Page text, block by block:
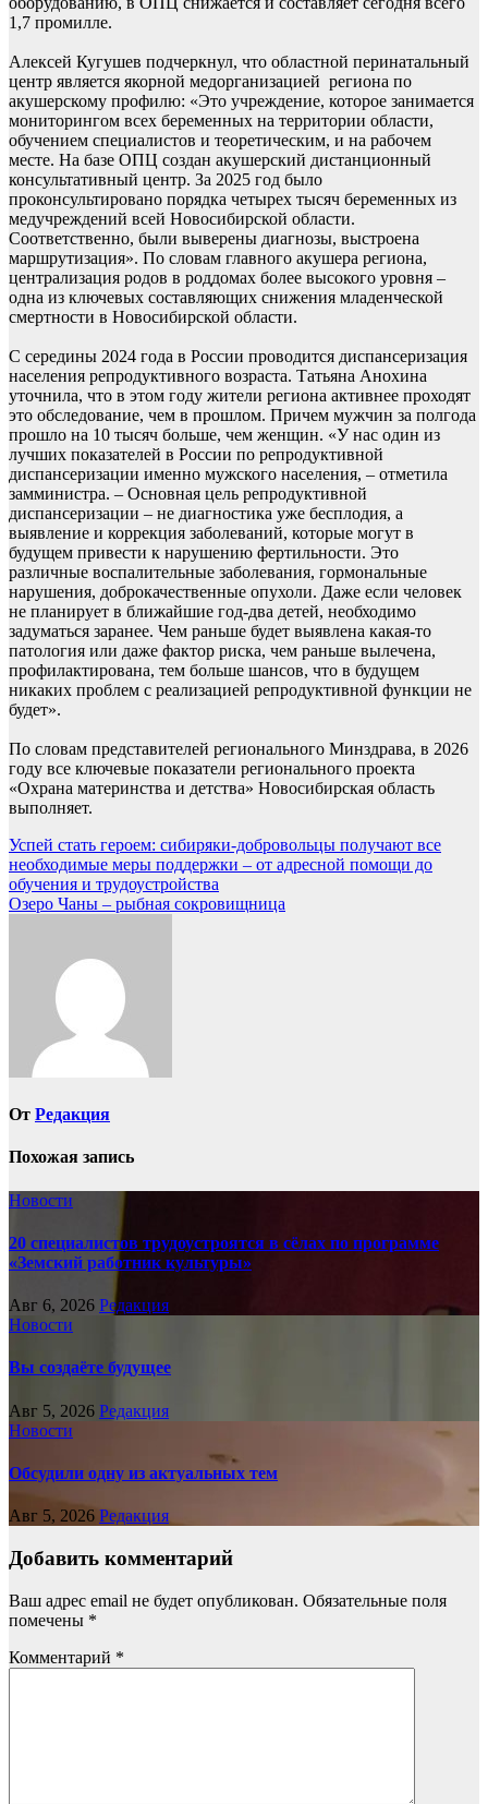
1,7 промилле.
Алексей Кугушев подчеркнул, что областной перинатальный
центр является якорной медорганизацией региона по
акушерскому профилю: «Это учреждение, которое занимается
мониторингом всех беременных на территории области,
обучением специалистов и теоретическим, и на рабочем
месте. На базе ОПЦ создан акушерский дистанционный
консультативный центр. За 2025 год было
проконсультировано порядка четырех тысяч беременных из
медучреждений всей Новосибирской области.
Соответственно, были выверены диагнозы, выстроена
маршрутизация». По словам главного акушера региона,
централизация родов в роддомах более высокого уровня –
одна из ключевых составляющих снижения младенческой
смертности в Новосибирской области.
С середины 2024 года в России проводится диспансеризация
населения репродуктивного возраста. Татьяна Анохина
уточнила, что в этом году жители региона активнее проходят
это обследование, чем в прошлом. Причем мужчин за полгода
прошло на 10 тысяч больше, чем женщин. «У нас один из
лучших показателей в России по репродуктивной
диспансеризации именно мужского населения, – отметила
замминистра. – Основная цель репродуктивной
диспансеризации – не диагностика уже бесплодия, а
выявление и коррекция заболеваний, которые могут в
будущем привести к нарушению фертильности. Это
различные воспалительные заболевания, гормональные
нарушения, доброкачественные опухоли. Даже если человек
не планирует в ближайшие год-два детей, необходимо
задуматься заранее. Чем раньше будет выявлена какая-то
патология или даже фактор риска, чем раньше вылечена,
профилактирована, тем больше шансов, что в будущем
никаких проблем с реализацией репродуктивной функции не
будет».
По словам представителей регионального Минздрава, в 2026
году все ключевые показатели регионального проекта
«Охрана материнства и детства» Новосибирская область
выполняет.
Навигация
по
записям
Успей стать героем: сибиряки-добровольцы получают все
необходимые меры поддержки – от адресной помощи до
обучения и трудоустройства
Озеро Чаны – рыбная сокровищница
От Редакция
Похожая запись
Новости
20 специалистов трудоустроятся в сёлах по программе
«Земский работник культуры»
Авг 6, 2026 Редакция
Новости
Вы создаёте будущее
Авг 5, 2026 Редакция
Новости
Обсудили одну из актуальных тем
Авг 5, 2026 Редакция
Добавить комментарий
Ваш адрес email не будет опубликован. Обязательные поля
помечены *
Комментарий *